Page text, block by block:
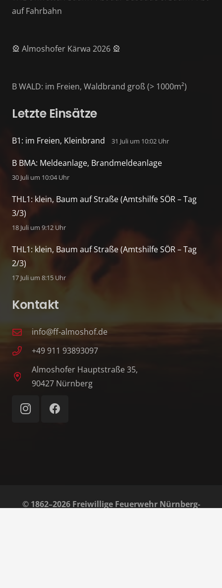
auf Fahrbahn
🎡 Almoshofer Kärwa 2026 🎡
B WALD: im Freien, Waldbrand groß (> 1000m²)
Letzte Einsätze
B1: im Freien, Kleinbrand 31 Juli um 10:02 Uhr
B BMA: Meldeanlage, Brandmeldeanlage
30 Juli um 10:04 Uhr
THL1: klein, Baum auf Straße (Amtshilfe SÖR – Tag
3/3)
18 Juli um 9:12 Uhr
THL1: klein, Baum auf Straße (Amtshilfe SÖR – Tag
2/3)
17 Juli um 8:15 Uhr
Kontakt
info@ff-almoshof.de
+49 911 93893097
Almoshofer Hauptstraße 35,
90427 Nürnberg
© 1862–2026 Freiwillige Feuerwehr Nürnberg-